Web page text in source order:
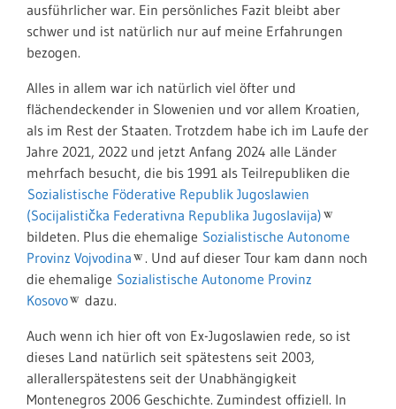
ausführlicher war. Ein persönliches Fazit bleibt aber
schwer und ist natürlich nur auf meine Erfahrungen
bezogen.
Alles in allem war ich natürlich viel öfter und
flächendeckender in Slowenien und vor allem Kroatien,
als im Rest der Staaten. Trotzdem habe ich im Laufe der
Jahre 2021, 2022 und jetzt Anfang 2024 alle Länder
mehrfach besucht, die bis 1991 als Teilrepubliken die
Sozialistische Föderative Republik Jugoslawien
(Socijalistička Federativna Republika Jugoslavija)
bildeten. Plus die ehemalige Sozialistische Autonome
Provinz Vojvodina
. Und auf dieser Tour kam dann noch
die ehemalige Sozialistische Autonome Provinz
Kosovo
dazu.
Auch wenn ich hier oft von Ex-Jugoslawien rede, so ist
dieses Land natürlich seit spätestens seit 2003,
allerallerspätestens seit der Unabhängigkeit
Montenegros 2006 Geschichte. Zumindest offiziell. In